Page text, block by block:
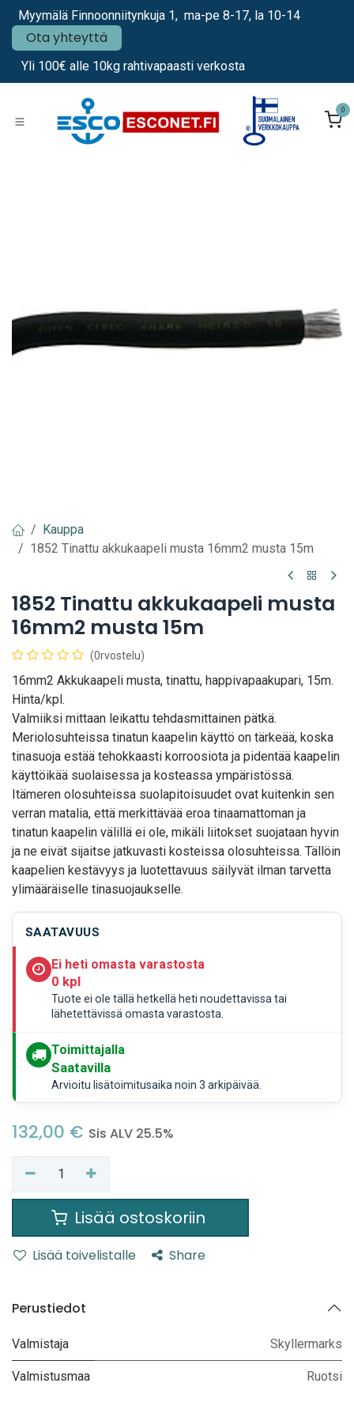
Siirry sisältöön
Myymälä Finnoonniitynkuja 1, ma-pe 8-17, la 10-14
Ota yhteyttä
Yli 100€ alle 10kg rahtivapaasti verkosta
0
Kauppa
1852 Tinattu akkukaapeli musta 16mm2 musta 15m
1852 Tinattu akkukaapeli musta
16mm2 musta 15m
(0rvostelu)
16mm2 Akkukaapeli musta, tinattu, happivapaakupari, 15m.
Hinta/kpl.
Valmiiksi mittaan leikattu tehdasmittainen pätkä.
Meriolosuhteissa tinatun kaapelin käyttö on tärkeää, koska
tinasuoja estää tehokkaasti korroosiota ja pidentää kaapelin
käyttöikää suolaisessa ja kosteassa ympäristössä.
Itämeren olosuhteissa suolapitoisuudet ovat kuitenkin sen
verran matalia, että merkittävää eroa tinaamattoman ja
tinatun kaapelin välillä ei ole, mikäli liitokset suojataan hyvin
ja ne eivät sijaitse jatkuvasti kosteissa olosuhteissa. Tällöin
kaapelien kestävyys ja luotettavuus säilyvät ilman tarvetta
ylimääräiselle tinasuojaukselle.
SAATAVUUS
Ei heti omasta varastosta
0 kpl
Tuote ei ole tällä hetkellä heti noudettavissa tai
lähetettävissä omasta varastosta.
Toimittajalla
Saatavilla
Arvioitu lisätoimitusaika noin 3 arkipäivää.
132,00 € Sis ALV 25.5%
Lisää ostoskoriin
Lisää toivelistalle Share
Perustiedot
Valmistaja Skyllermarks
Valmistusmaa Ruotsi